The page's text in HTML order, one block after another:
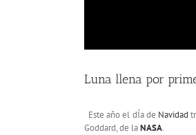
Luna llena por
Este año el dÍa de Navidad
Goddard, de laNASA.